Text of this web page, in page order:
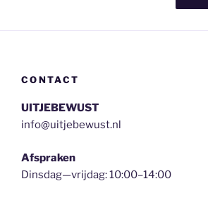
CONTACT
UITJEBEWUST
info@uitjebewust.nl
Afspraken
Dinsdag—vrijdag: 10:00–14:00